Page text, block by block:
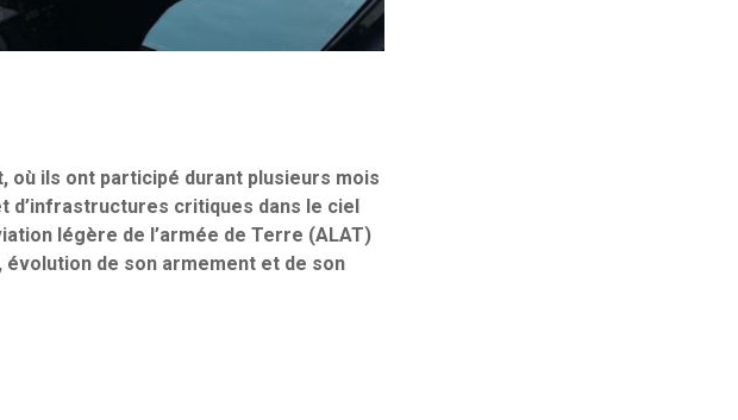
où ils ont participé durant plusieurs mois
critiques dans le ciel
légère de l’armée de Terre (ALAT)
de son armement et de son